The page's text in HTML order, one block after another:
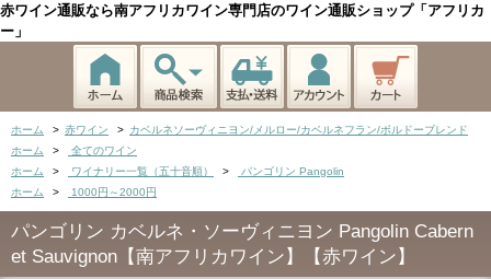
赤ワイン通販なら南アフリカワイン専門店のワイン通販ショップ「アフリカ
ー」
ホーム > 赤ワイン > カベルネソーヴィニヨン/メルロー/カベルネフラン/ボルドーブレンド
ホーム
>
全てのワイン
ホーム
> ワイナリー一覧（五十音順） >
パンゴリン Pangolin
ホーム
> 1000円～2000円
パンゴリン カベルネ・ソーヴィニヨン Pangolin Cabern
et Sauvignon【南アフリカワイン】【赤ワイン】